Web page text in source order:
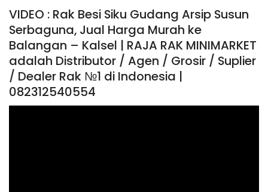
VIDEO : Rak Besi Siku Gudang Arsip Susun
Serbaguna, Jual Harga Murah ke
Balangan – Kalsel | RAJA RAK MINIMARKET
adalah Distributor / Agen / Grosir / Suplier
/ Dealer Rak №1 di Indonesia |
082312540554